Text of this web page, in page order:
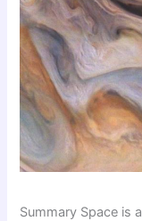
Summary Space is